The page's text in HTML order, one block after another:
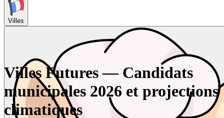
Villes
Villes Futures — Candidats
municipales 2026 et projections
climatiques